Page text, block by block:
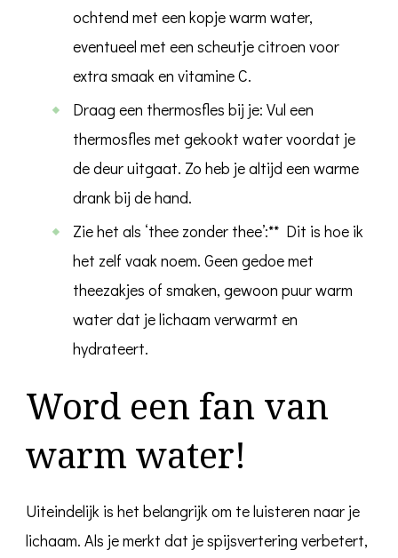
ochtend met een kopje warm water,
eventueel met een scheutje citroen voor
extra smaak en vitamine C.
Draag een thermosfles bij je: Vul een
thermosfles met gekookt water voordat je
de deur uitgaat. Zo heb je altijd een warme
drank bij de hand.
Zie het als ‘thee zonder thee’:** Dit is hoe ik
het zelf vaak noem. Geen gedoe met
theezakjes of smaken, gewoon puur warm
water dat je lichaam verwarmt en
hydrateert.
Word een fan van
warm water!
Uiteindelijk is het belangrijk om te luisteren naar je
lichaam. Als je merkt dat je spijsvertering verbetert,